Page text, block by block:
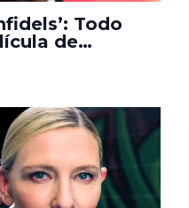
Todo
de
la que lucha